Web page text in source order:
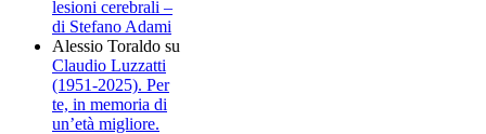
lesioni cerebrali –
di Stefano Adami
Alessio Toraldo su
Claudio Luzzatti
(1951-2025). Per
te, in memoria di
un’età migliore.